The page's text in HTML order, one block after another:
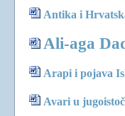
Antika i
Ali-aga
Arapi i pojava
Avari u